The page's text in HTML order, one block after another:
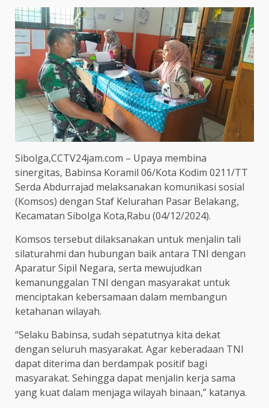
Sibolga,CCTV24jam.com – Upaya membina
sinergitas, Babinsa Koramil 06/Kota Kodim 0211/TT
Serda Abdurrajad melaksanakan komunikasi sosial
(Komsos) dengan Staf Kelurahan Pasar Belakang,
Kecamatan Sibolga Kota,Rabu (04/12/2024).
Komsos tersebut dilaksanakan untuk menjalin tali
silaturahmi dan hubungan baik antara TNI dengan
Aparatur Sipil Negara, serta mewujudkan
kemanunggalan TNI dengan masyarakat untuk
menciptakan kebersamaan dalam membangun
ketahanan wilayah.
“Selaku Babinsa, sudah sepatutnya kita dekat
dengan seluruh masyarakat. Agar keberadaan TNI
dapat diterima dan berdampak positif bagi
masyarakat. Sehingga dapat menjalin kerja sama
yang kuat dalam menjaga wilayah binaan,” katanya.